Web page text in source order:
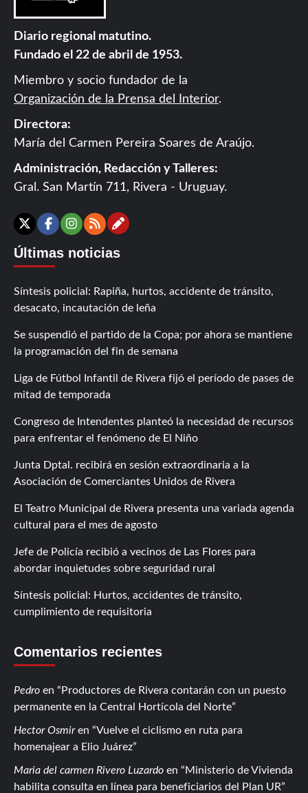
Diario regional matutino.
Fundado el 22 de abril de 1953.
Miembro y socio fundador de la
Organización de la Prensa del Interior.
Directora:
María del Carmen Pereira Soares de Araújo.
Administración, Redacción y Talleres:
Gral. San Martín 711, Rivera - Uruguay.
X Facebook
Instagram
RSSContáctanos
Últimas noticias
Síntesis policial: Rapiña, hurtos, accidente de tránsito,
desacato, incautación de leña
Se suspendió el partido de la Copa; por ahora se mantiene
la programación del fin de semana
Liga de Fútbol Infantil de Rivera fijó el período de pases de
mitad de temporada
Congreso de Intendentes planteó la necesidad de recursos
para enfrentar el fenómeno de El Niño
Junta Dptal. recibirá en sesión extraordinaria a la
Asociación de Comerciantes Unidos de Rivera
El Teatro Municipal de Rivera presenta una variada agenda
cultural para el mes de agosto
Jefe de Policía recibió a vecinos de Las Flores para
abordar inquietudes sobre seguridad rural
Síntesis policial: Hurtos, accidentes de tránsito,
cumplimiento de requisitoria
Comentarios recientes
Pedro en
Productores de Rivera contarán con un puesto
permanente en la Central Hortícola del Norte
Hector Osmiren
Vuelve el ciclismo en ruta para
homenajear a Elio Juárez
Maria del carmen Rivero Luzardo en
Ministerio de Vivienda
habilita consulta en línea para beneficiarios del Plan UR